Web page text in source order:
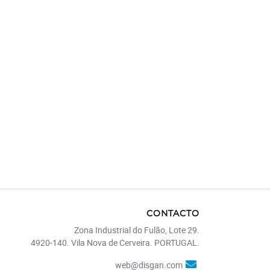
CONTACTO
Zona Industrial do Fulão, Lote 29.
4920-140. Vila Nova de Cerveira. PORTUGAL.
web@disgan.com